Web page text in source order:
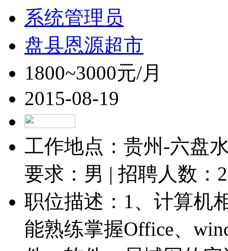
系统管理员
盘县恩源超市
1800~3000元/月
2015-08-19
工作地点：贵州-六盘
要求：男 | 招聘人数： 2
职位描述：1、计算机
能熟练掌握Office、